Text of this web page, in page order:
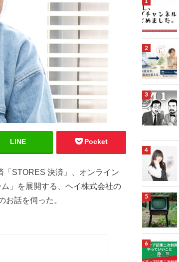
LINE Pocket
STORES 決済」、オンライン
」を展開する、ヘイ株式会社の
お話を伺った。